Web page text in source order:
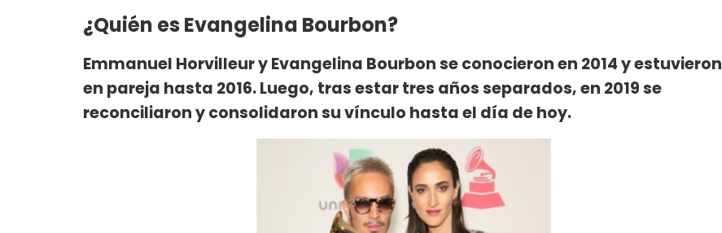
¿Quién es Evangelina Bourbon?
Emmanuel Horvilleur y Evangelina Bourbon se conocieron en 2014 y estuvieron
en pareja hasta 2016. Luego, tras estar tres años separados, en 2019 se
reconciliaron y consolidaron su vínculo hasta el día de hoy.